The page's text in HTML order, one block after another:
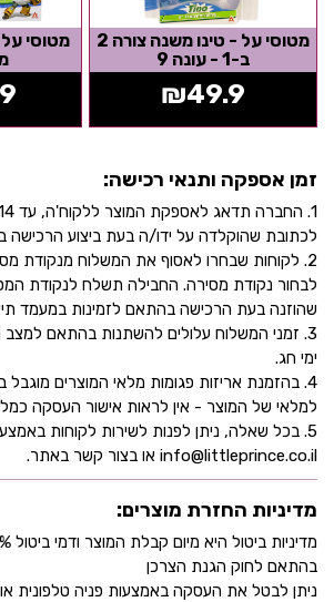
מטוסי על - טינו משנה צורה 2
ב-1 - עונה 9
₪49.9
מטוסי
זמן אספקה ותנאי רכישה:
לכתובת שהוקלדה על ידו/ה בעת ביצוע הרכישה
2. לקוחות שבחרו לאסוף את המשלוח מנקודת
לבחור נקודת מסירה. החבילה תשלח לנקודת
שהוזנה בעת הרכישה בהתאם לזמינות במעמד
3. זמני המשלוח עלולים להשתנות בהתאם למצב
ימי חג.
4. בהזמנת אריזות פגומות מלאי המוצרים מוגבל
למלאי של המוצר - אין לראות אישור העסקה
5. בכל שאלה, ניתן לפנות לשירות לקוחות
info@littleprince.co.il או בצור קשר באתר.
מדיניות החזרת מוצרים:
בהתאם לחוק הגנת הצרכן
ניתן לבטל את העסקה באמצעות פניה טלפונית